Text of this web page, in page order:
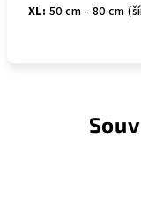
XL: 50 cm - 80 cm